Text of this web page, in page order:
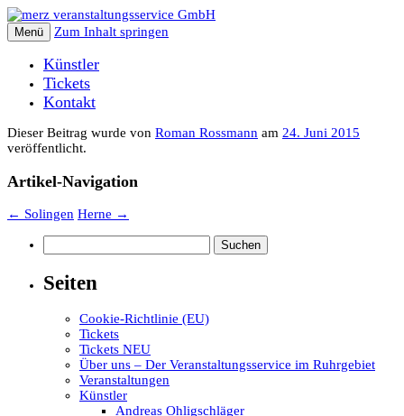
Menü Zum Inhalt springen
Künstler
Tickets
Kontakt
Dieser Beitrag wurde von Roman Rossmann am 24. Juni 2015
veröffentlicht.
Artikel-Navigation
← Solingen Herne →
nach:
Seiten
Cookie-Richtlinie (EU)
Tickets
Tickets NEU
Über uns – Der Veranstaltungsservice im Ruhrgebiet
Veranstaltungen
Künstler
Andreas Ohligschläger